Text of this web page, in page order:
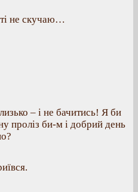
не скучаю…
– і не бачитись! Я би
проліз би-м і добрий день